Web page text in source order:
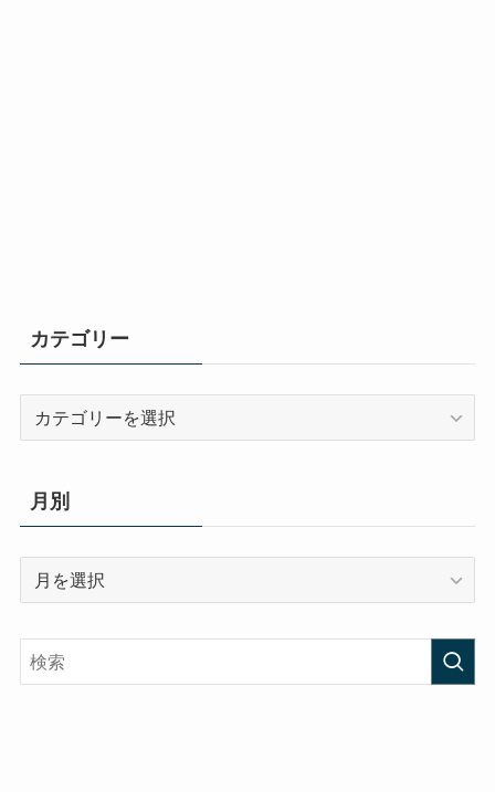
カテゴリー
リ
ー
月別